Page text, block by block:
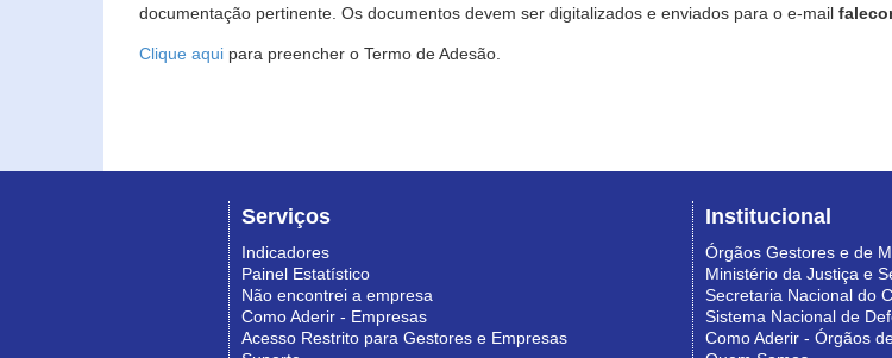
documentação pertinente. Os documentos devem ser digitalizados e enviados para o e-mail
Clique aqui para preencher o Termo de Adesão.
Serviços
Indicadores
Painel Estatístico
Não encontrei a empresa
Como Aderir - Empresas
Acesso Restrito para Gestores e Empresas
Institucional
Órgãos Gestores e de
Ministério da Justiça e
Secretaria Nacional do
Sistema Nacional de
Como Aderir - Órgãos